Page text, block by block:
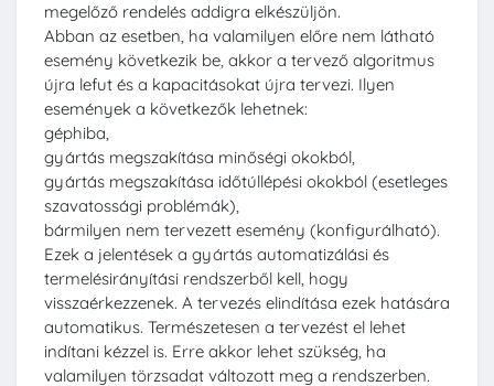
megelőző rendelés addigra elkészüljön.
Abban az esetben, ha valamilyen előre nem látható
esemény következik be, akkor a tervező algoritmus
újra lefut és a kapacitásokat újra tervezi. Ilyen
események a következők lehetnek:
géphiba,
gyártás megszakítása minőségi okokból,
gyártás megszakítása időtúllépési okokból (esetleges
szavatossági problémák),
bármilyen nem tervezett esemény (konfigurálható).
Ezek a jelentések a gyártás automatizálási és
termelésirányítási rendszerből kell, hogy
visszaérkezzenek. A tervezés elindítása ezek hatására
automatikus. Természetesen a tervezést el lehet
indítani kézzel is. Erre akkor lehet szükség, ha
valamilyen törzsadat változott meg a rendszerben.